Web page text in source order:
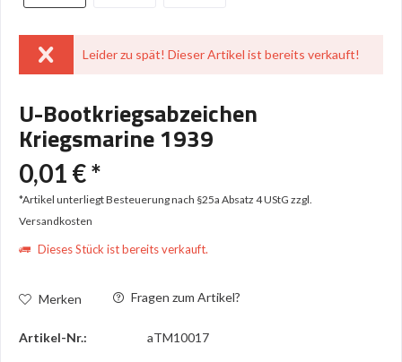
Leider zu spät! Dieser Artikel ist bereits verkauft!
U-Bootkriegsabzeichen
Kriegsmarine 1939
0,01 € *
*Artikel unterliegt Besteuerung nach §25a Absatz 4 UStG zzgl.
Versandkosten
Dieses Stück ist bereits verkauft.
Merken Fragen zum Artikel?
Artikel-Nr.: aTM10017